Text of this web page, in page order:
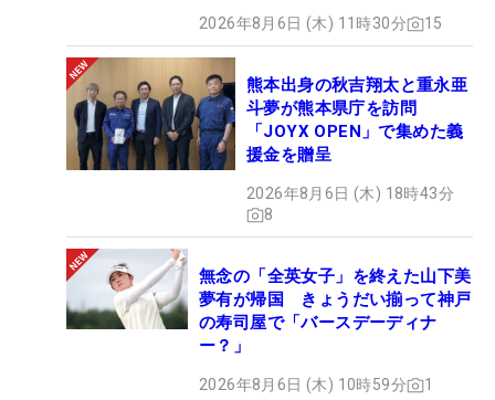
2026年8月6日 (木) 11時30分 15
熊本出身の秋吉翔太と重永亜
斗夢が熊本県庁を訪問
「JOYX OPEN」で集めた義
援金を贈呈
2026年8月6日 (木) 18時43分
8
無念の「全英女子」を終えた山下美
夢有が帰国 きょうだい揃って神戸
の寿司屋で「バースデーディナ
ー？」
2026年8月6日 (木) 10時59分 1